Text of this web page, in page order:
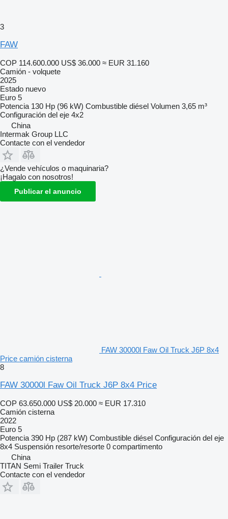
3
FAW
COP 114.600.000 US$ 36.000 ≈ EUR 31.160
Camión - volquete
2025
Estado nuevo
Euro 5
Potencia 130 Hp (96 kW) Combustible diésel Volumen 3,65 m³
Configuración del eje 4x2
China
Intermak Group LLC
Contacte con el vendedor
¿Vende vehículos o maquinaria?
¡Hagalo con nosotros!
Publicar el anuncio
FAW 30000l Faw Oil Truck J6P 8x4
Price camión cisterna
8
FAW 30000l Faw Oil Truck J6P 8x4 Price
COP 63.650.000 US$ 20.000 ≈ EUR 17.310
Camión cisterna
2022
Euro 5
Potencia 390 Hp (287 kW) Combustible diésel Configuración del eje
8x4 Suspensión resorte/resorte 0 compartimento
China
TITAN Semi Trailer Truck
Contacte con el vendedor